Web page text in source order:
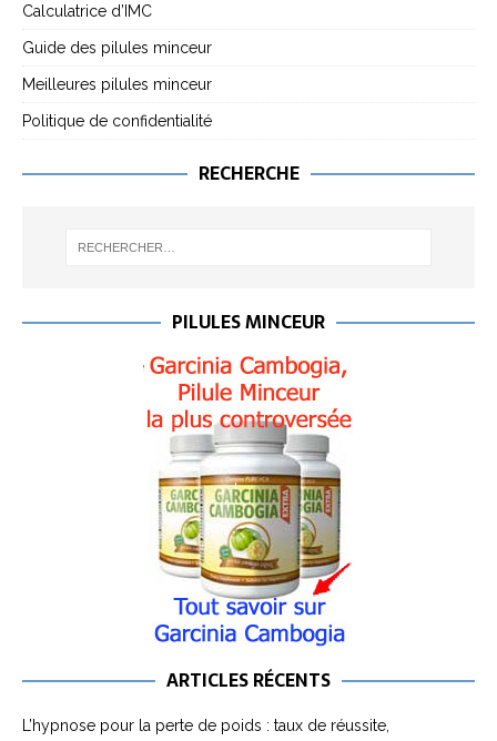
Calculatrice d’IMC
Guide des pilules minceur
Meilleures pilules minceur
Politique de confidentialité
RECHERCHE
PILULES MINCEUR
ARTICLES RÉCENTS
L’hypnose pour la perte de poids : taux de réussite,